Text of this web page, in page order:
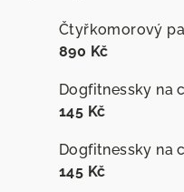
890 Kč
145 Kč
145 Kč